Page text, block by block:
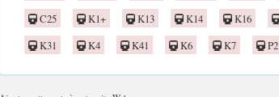
C25
K1+ K13 K14 K16
K31
K4 K41 K6 K7 P2